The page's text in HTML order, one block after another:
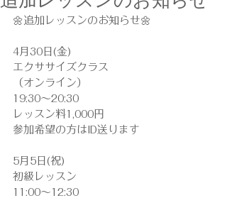
🌼追加レッスンのお知らせ🌼
4月30日(金)
エクササイズクラス
（オンライン）
19:30〜20:30
レッスン料1,000円
参加希望の方はID送ります
5月5日(祝)
初級レッスン
11:00〜12:30